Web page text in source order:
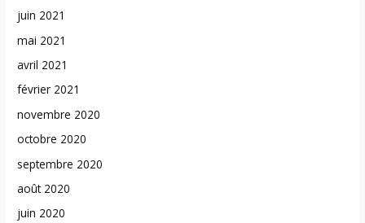
juin 2021
mai 2021
avril 2021
février 2021
novembre 2020
octobre 2020
septembre 2020
août 2020
juin 2020